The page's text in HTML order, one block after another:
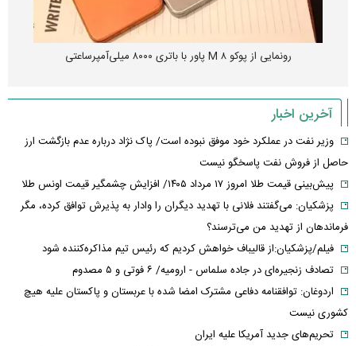
رونمایی از پوکو M ۸ پاور با باتری ۸۰۰۰ میلی‌آمپرساعتی
آخرین اخبار
وزیر نفت در عملکرد خود موفق نبوده است/ پاک نژاد درباره عدم بازگشت ارز
حاصل از فروش نفت پاسخگو نیست
پیش‌بینی قیمت طلا امروز ۱۷ مرداد ۱۴۰۵/ افزایش چشمگیر قیمت اونس طلا
پزشکیان: می‌گفتند فلانی با تهدید دیگران را وادار به پذیرش توافق کرده، مگر
فرماندهان از تهدید من می‌ترسند؟
فیلم/پزشکیان:از قالیباف خواهش کردیم که رئیس تیم مذاکره‌کننده شود
تصادف زنجیره‌ای در جاده سلماس - ارومیه/ ۶ فوتی و ۵ مصدوم
اردوغان: توافقنامه دفاعی مشترک امضا شده با عربستان و پاکستان علیه هیچ
کشوری نیست
تحریم‌های جدید آمریکا علیه ایران